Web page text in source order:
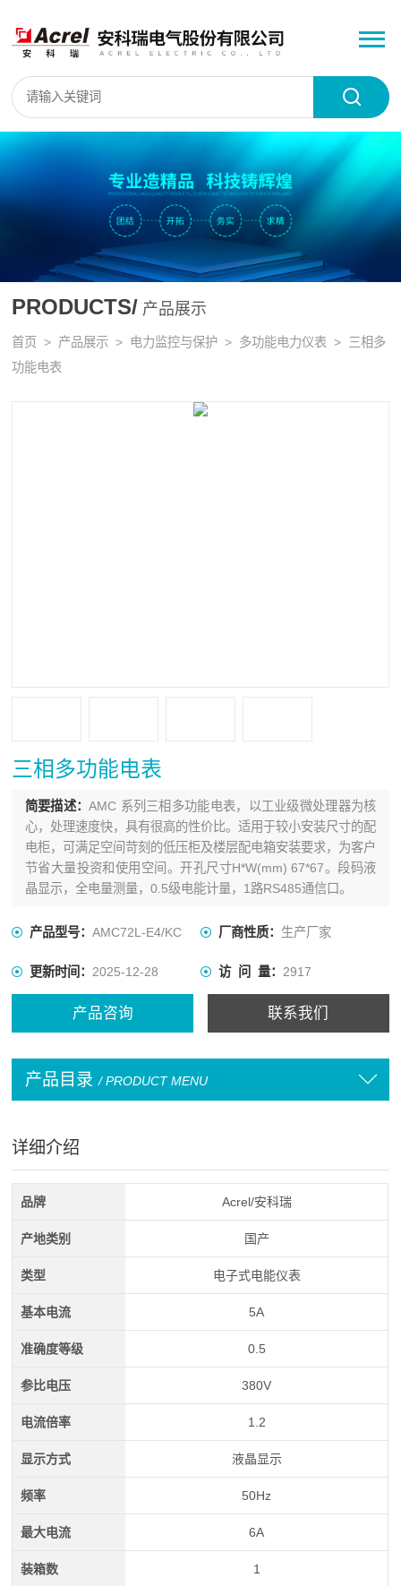
PRODUCTS/ 产品展示
首页 > 产品展示 > 电力监控与保护 > 多功能电力仪表 > 三相多
功能电表
三相多功能电表
简要描述：AMC 系列三相多功能电表，以工业级微处理器为核
心，处理速度快，具有很高的性价比。适用于较小安装尺寸的配
电柜，可满足空间苛刻的低压柜及楼层配电箱安装要求，为客户
节省大量投资和使用空间。开孔尺寸H*W(mm) 67*67。段码液
晶显示，全电量测量，0.5级电能计量，1路RS485通信口。
产品型号：AMC72L-E4/KC 厂商性质： 生产厂家
更新时间：2025-12-28 访 问 量： 2917
产品咨询 联系我们
产品目录 / PRODUCT MENU
详细介绍
品牌 Acrel/安科瑞
产地类别 国产
类型 电子式电能仪表
基本电流 5A
准确度等级 0.5
参比电压 380V
电流倍率 1.2
显示方式 液晶显示
频率 50Hz
最大电流 6A
装箱数 1